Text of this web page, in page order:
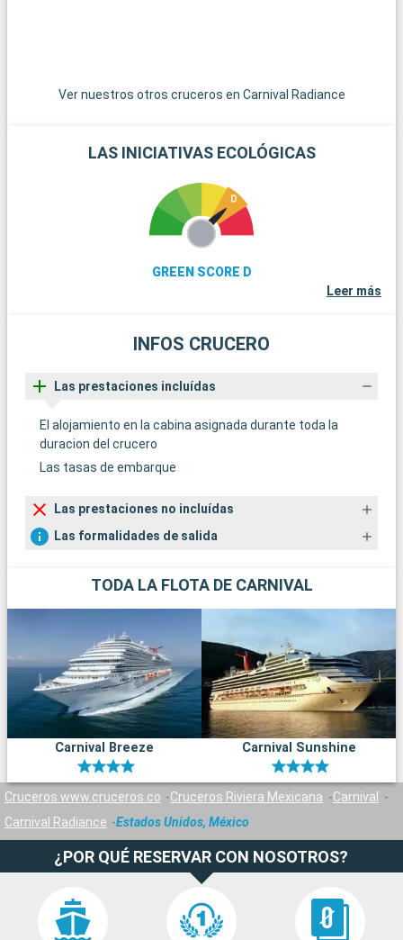
Ver nuestros otros cruceros en Carnival Radiance
LAS INICIATIVAS ECOLÓGICAS
GREEN SCORE D
Leer más
INFOS CRUCERO
Las prestaciones incluídas
El alojamiento en la cabina asignada durante toda la
duracion del crucero
Las tasas de embarque
Las prestaciones no incluídas
Las formalidades de salida
TODA LA FLOTA DE CARNIVAL
Carnival Breeze Carnival Sunshine
Cruceros www.cruceros.co Cruceros Riviera Mexicana
Carnival
Carnival Radiance
Estados Unidos, México
¿POR QUÉ RESERVAR CON NOSOTROS?